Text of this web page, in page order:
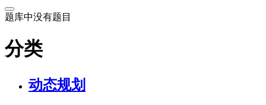
题库中没有题目
分类
动态规划